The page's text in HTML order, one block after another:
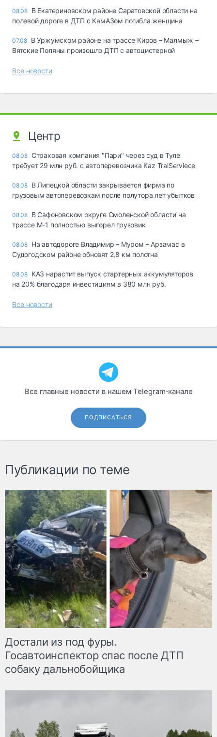
08.08 В Екатериновском районе Саратовской области на
полевой дороге в ДТП с КамАЗом погибла женщина
07.08 В Уржумском районе на трассе Киров – Малмыж –
Вятские Поляны произошло ДТП с автоцистерной
Все новости
Центр
08.08 Страховая компания "Пари" через суд в Туле
требует 29 млн руб. с автоперевозчика Kaz TralServiece
08.08 В Липецкой области закрывается фирма по
грузовым автоперевозкам после полутора лет убытков
08.08 В Сафоновском округе Смоленской области на
трассе М-1 полностью выгорел грузовик
08.08 На автодороге Владимир – Муром – Арзамас в
Судогодском районе обновят 2,8 км полотна
08.08 КАЗ нарастит выпуск стартерных аккумуляторов
на 20% благодаря инвестициям в 380 млн руб.
Все новости
Все главные новости в нашем Telegram‑канале
ПОДПИСАТЬСЯ
Публикации по теме
Достали из под фуры.
Госавтоинспектор спас после ДТП
собаку дальнобойщика